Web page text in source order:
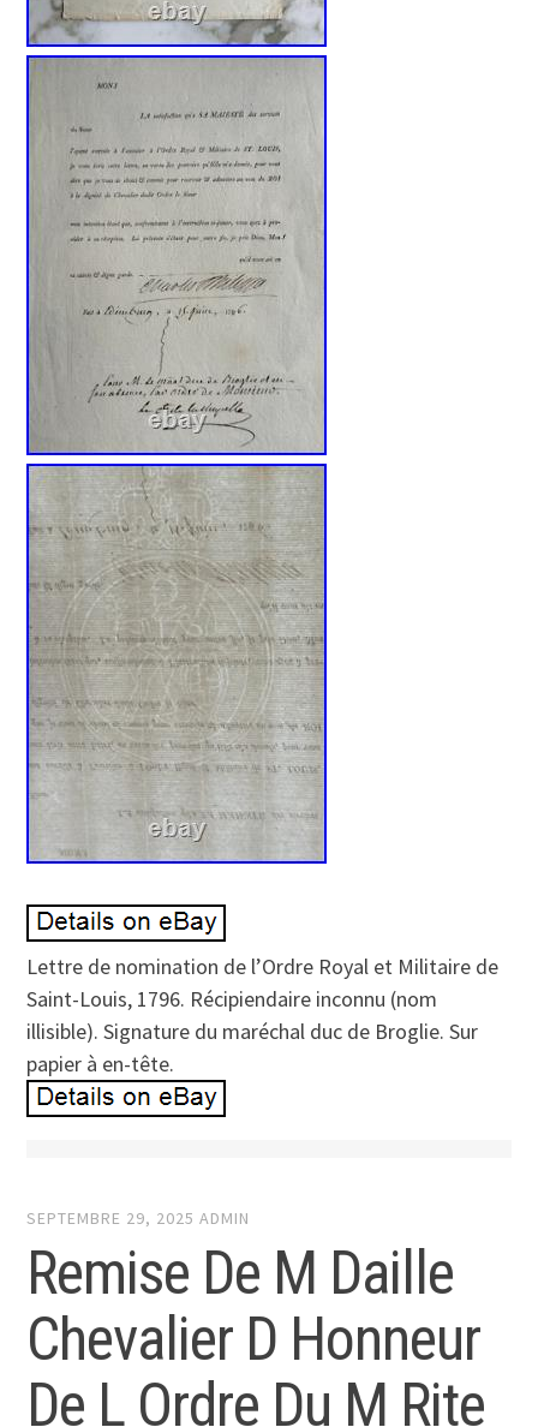
Lettre de nomination de l’Ordre Royal et Militaire de
Saint-Louis, 1796. Récipiendaire inconnu (nom
illisible). Signature du maréchal duc de Broglie. Sur
papier à en-tête.
SEPTEMBRE 29, 2025 ADMIN
Remise De M Daille
Chevalier D Honneur
De L Ordre Du M Rite